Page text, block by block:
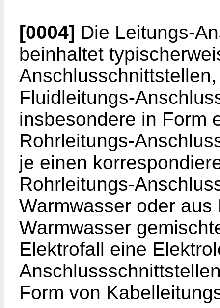
[0004] Die Leitungs-
beinhaltet
Fluidleitungs-
insbesondere in Form
Rohrleitungs-
je einen
Rohrleitungs-
Warmwasser oder aus
Warmwasser
Elektrofall eine
Form von